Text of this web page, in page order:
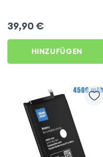
Akku, Service Pack –
Schwarz
39,90 €
HINZUFÜGEN